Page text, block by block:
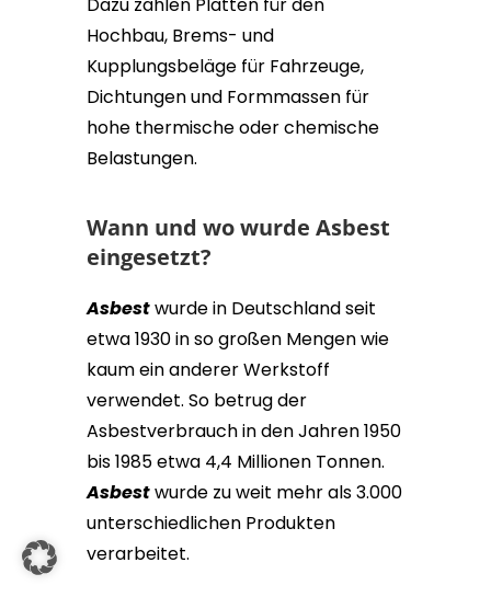
Dazu zählen Platten für den
Hochbau, Brems- und
Kupplungsbeläge für Fahrzeuge,
Dichtungen und Formmassen für
hohe thermische oder chemische
Belastungen.
Wann und wo wurde Asbest
eingesetzt?
Asbestwurde in Deutschland seit
etwa 1930 in so großen Mengen wie
kaum ein anderer Werkstoff
verwendet. So betrug der
Asbestverbrauch in den Jahren 1950
bis 1985 etwa 4,4 Millionen Tonnen.
Asbestwurde zu weit mehr als 3.000
unterschiedlichen Produkten
verarbeitet.